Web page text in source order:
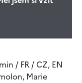
/ FR / CZ, EN
Marie